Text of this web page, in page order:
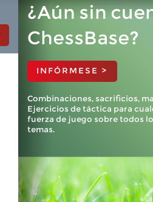
¿Aún sin
ChessBase?
INFÓRMESE >
Combinaciones, sacrificios,
Ejercicios de táctica para
fuerza de juego sobre todos
temas.